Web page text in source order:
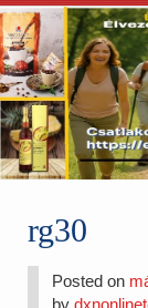
rg30
Posted on
by